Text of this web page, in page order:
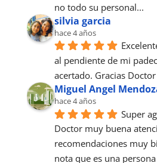
no todo su personal...
silvia garcia
hace 4 años
al pendiente de mi
acertado. Gracias Doctor
Miguel Angel
hace 4 años
Super
Doctor muy buena
recomendaciones muy
nota que es una